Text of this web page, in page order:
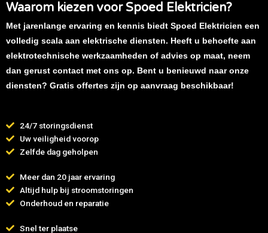
Waarom kiezen voor Spoed Elektricien?
Met jarenlange ervaring en kennis biedt Spoed Elektricien een
volledig scala aan elektrische diensten. Heeft u behoefte aan
elektrotechnische werkzaamheden of advies op maat, neem
dan gerust contact met ons op. Bent u benieuwd naar onze
diensten? Gratis offertes zijn op aanvraag beschikbaar!
24/7 storingsdienst
Uw veiligheid voorop
Zelfde dag geholpen
Meer dan 20 jaar ervaring
Altijd hulp bij stroomstoringen
Onderhoud en reparatie
Snel ter plaatse